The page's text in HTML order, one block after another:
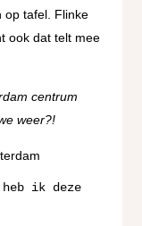
op tafel. Flinke
ook dat telt mee
centrum
weer?!
heb ik deze